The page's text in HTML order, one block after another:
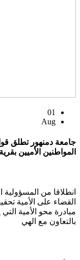
01
Aug
جامعة دمنهور تطلق
المواطنين الأميين
انطلاقا من
القضاء على الأمية
مبادرة محو الأمية
بالتعاون مع الهي